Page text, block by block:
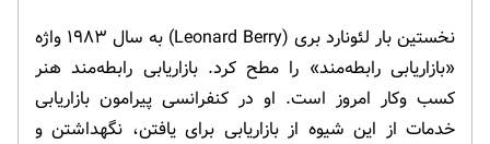
نخستین بار لئونارد بری (Leonard Berry) به سال ۱۹۸۳ واژه
«بازاریابی رابطه‌مند» را مطح کرد. بازاریابی رابطه‌مند هنر
کسب وکار امروز است. او در کنفرانسی پیرامون بازاریابی
خدمات از این شیوه از بازاریابی برای یافتن، نگهداشتن و